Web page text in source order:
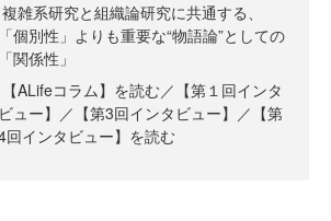
複雑系研究と組織論研究に共通する、
「個別性」よりも重要な“物語論”としての
「関係性」
【ALifeコラム】を読む／【第１回インタ
ビュー】／【第3回インタビュー】／【第
回インタビュー】を読む